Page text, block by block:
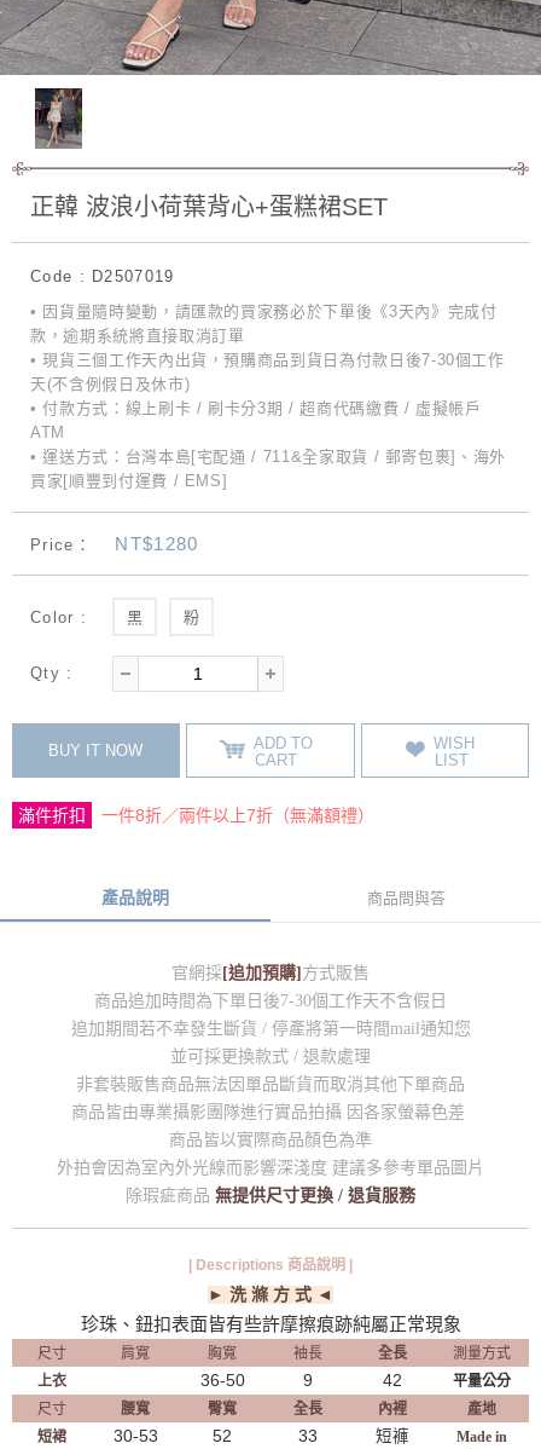
正韓 波浪小荷葉背心+蛋糕裙SET
Code : D2507019
• 因貨量隨時變動，請匯款的買家務必於下單後《3天內》完成付
款，逾期系統將直接取消訂單
• 現貨三個工作天內出貨，預購商品到貨日為付款日後7-30個工作
天(不含例假日及休市)
• 付款方式：線上刷卡 / 刷卡分3期 / 超商代碼繳費 / 虛擬帳戶
ATM
• 運送方式：台灣本島[宅配通 / 711&全家取貨 / 郵寄包裹]、海外
買家[順豐到付運費 / EMS]
Price： NT$1280
Color : 黑 粉
Qty :
BUY IT NOW
ADD TO
CART
WISH
LIST
滿件折扣 一件8折／兩件以上7折（無滿額禮）
產品說明 商品問與答
官網採[追加預購]方式販售
商品追加時間為下單日後7-30個工作天不含假日
追加期間若不幸發生斷貨 / 停產將第一時間mail通知您
並可採更換款式 / 退款處理
非套裝販售商品無法因單品斷貨而取消其他下單商品
商品皆由專業攝影團隊進行實品拍攝 因各家螢幕色差
商品皆以實際商品顏色為準
外拍會因為室內外光線而影響深淺度 建議多參考單品圖片
除瑕疵商品 無提供尺寸更換 / 退貨服務
| Descriptions 商品說明 |
► 洗 滌 方 式 ◄
珍珠、鈕扣表面皆有些許摩擦痕跡純屬正常現象
尺寸 肩寬 胸寬 袖長 全長
測量方式
上衣
36-50 9 42
平量公分
尺寸
腰寬 臀寬 全長 內裡
產地
短裙
30-53 52 33 短褲
Made in